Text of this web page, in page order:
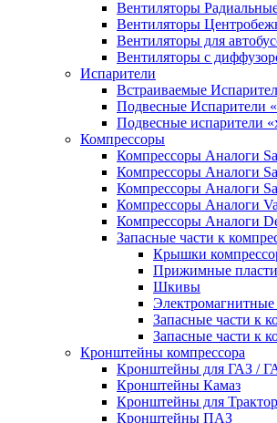
Вентиляторы
Вентиляторы
Вентиляторы для
Вентиляторы с
Испарители
Встраиваемые
Подвесные Испарители
Подвесные испарители
Компрессоры
Компрессоры Аналоги
Компрессоры Аналоги
Компрессоры Аналоги
Компрессоры Аналоги
Компрессоры Аналоги
Запасные части к
Крышки
Прижимные
Шкивы
Запасные части к
Запасные части к
Кронштейны компрессора
Кронштейны для ГАЗ /
Кронштейны Камаз
Кронштейны для
Кронштейны ПАЗ